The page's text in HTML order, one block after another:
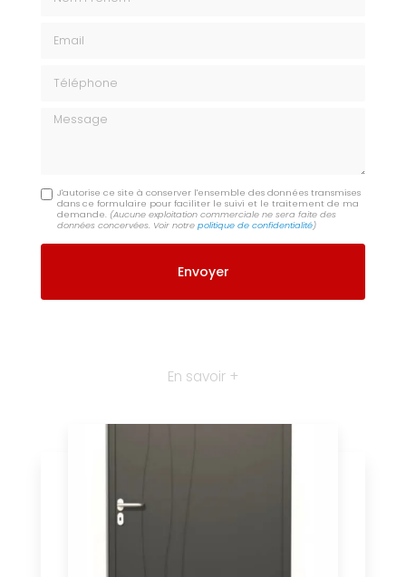
Message
J'autorise ce site à conserver l'ensemble des données transmises
dans ce formulaire pour faciliter le suivi et le traitement de ma
demande. (Aucune exploitation commerciale ne sera faite des
données concervées. Voir notrepolitique de confidentialité)
En savoir +